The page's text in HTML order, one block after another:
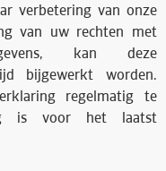
verbetering van onze
van uw rechten met
kan deze
bijgewerkt worden.
regelmatig te
is voor het laatst